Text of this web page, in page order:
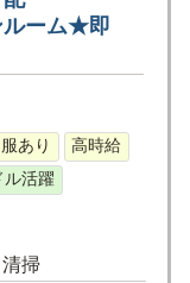
ルーム★即
あり
高時給
ル活躍
掃